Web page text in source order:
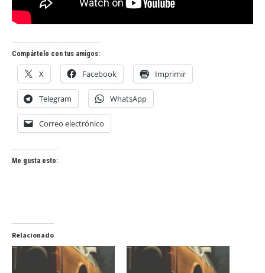
Compártelo con tus amigos:
X Facebook Imprimir
Telegram WhatsApp
Correo electrónico
Me gusta esto:
Relacionado